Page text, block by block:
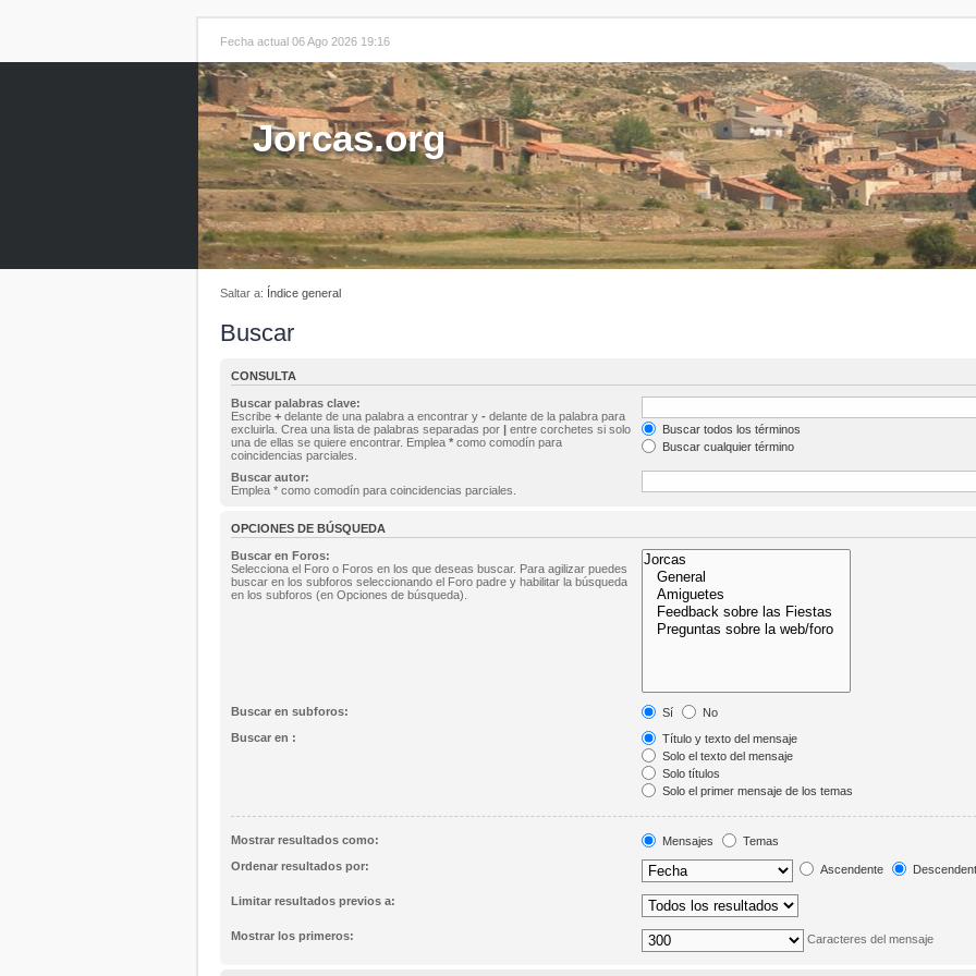
Fecha actual 06 Ago 2026 19:16
Jorcas.org
Saltar a: Índice general
Buscar
CONSULTA
Buscar palabras clave:
Escribe + delante de una palabra a encontrar y - delante de la palabra para
excluirla. Crea una lista de palabras separadas por | entre corchetes si solo
una de ellas se quiere encontrar. Emplea * como comodín para
coincidencias parciales.
Buscar todos los términos
Buscar cualquier término
Buscar autor:
Emplea * como comodín para coincidencias parciales.
OPCIONES DE BÚSQUEDA
Buscar en Foros:
Selecciona el Foro o Foros en los que deseas buscar. Para agilizar puedes
buscar en los subforos seleccionando el Foro padre y habilitar la búsqueda
en los subforos (en Opciones de búsqueda).
Buscar en subforos: Sí
No
Buscar en :
Título y texto del mensaje
Solo el texto del mensaje
Solo títulos
Solo el primer mensaje de los temas
Mostrar resultados como: Mensajes
Temas
Ordenar resultados por:
Ascendente
Limitar resultados previos a:
Mostrar los primeros: Caracteres del mensaje